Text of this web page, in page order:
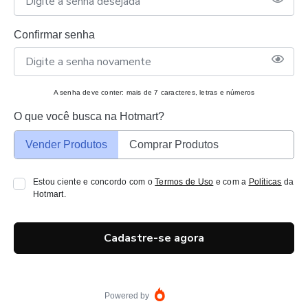
Confirmar senha
A senha deve conter: mais de 7 caracteres, letras e números
O que você busca na Hotmart?
Vender Produtos Comprar Produtos
Estou ciente e concordo com oTermos de Uso e com a Políticas da
Hotmart.
Cadastre-se agora
Powered by